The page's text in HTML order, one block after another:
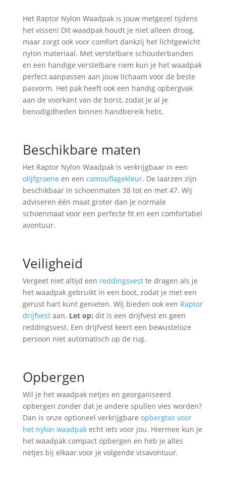
Het Raptor Nylon Waadpak is jouw metgezel tijdens
het vissen! Dit waadpak houdt je niet alleen droog,
maar zorgt ook voor comfort dankzij het lichtgewicht
nylon materiaal. Met verstelbare schouderbanden
en een handige verstelbare riem kun je het waadpak
perfect aanpassen aan jouw lichaam voor de beste
pasvorm. Het pak heeft ook een handig opbergvak
aan de voorkant van de borst, zodat je al je
benodigdheden binnen handbereik hebt.
Beschikbare maten
Het Raptor Nylon Waadpak is verkrijgbaar in een
olijfgroene en een camouflagekleur. De laarzen zijn
beschikbaar in schoenmaten 38 tot en met 47. Wij
adviseren één maat groter dan je normale
schoenmaat voor een perfecte fit en een comfortabel
avontuur.
Veiligheid
Vergeet niet altijd een reddingsvestte dragen als je
het waadpak gebruikt in een boot, zodat je met een
gerust hart kunt genieten. Wij bieden ook een Raptor
drijfvestaan. Let op: dit is een drijfvest en geen
reddingsvest. Een drijfvest keert een bewusteloze
persoon niet automatisch op de rug.
Opbergen
Wil je het waadpak netjes en georganiseerd
opbergen zonder dat je andere spullen vies worden?
Dan is onze optioneel verkrijgbare opbergtas voor
het nylon waadpakecht iets voor jou. Hiermee kun je
het waadpak compact opbergen en heb je alles
netjes bij elkaar voor je volgende visavontuur.